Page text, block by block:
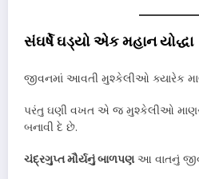
સંઘર્ષે ઘડ્યો એક મહાન યોદ્ધા
જીવનમાં આવતી મુશ્કેલીઓ ક્યારેક
પરંતુ ઘણી વખત એ જ મુશ્કેલીઓ
બનાવી દે છે.
ચંદ્રગુપ્ત મૌર્યનું બાળપણઆ વાતનું